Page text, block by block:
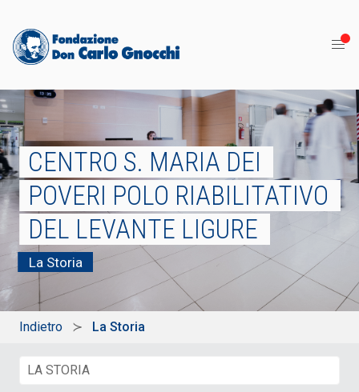
CENTRO S. MARIA DEI
POVERI POLO RIABILITATIVO
DEL LEVANTE LIGURE
La Storia
Indietro La Storia